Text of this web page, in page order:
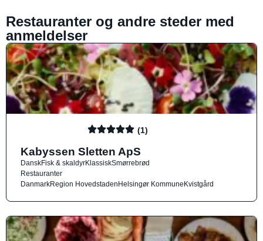
Restauranter og andre steder med
anmeldelser
(1)
Kabyssen Sletten ApS
DanskFisk & skaldyrKlassiskSmørrebrød
Restauranter
DanmarkRegion HovedstadenHelsingør KommuneKvistgård